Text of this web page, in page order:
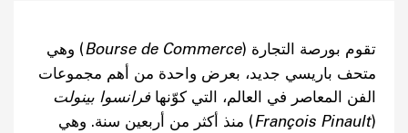
تقوم بورصة التجارة (Bourse de Commerce) وهي
متحف باريسي جديد، بعرض واحدة من أهم مجموعات
الفن المعاصر في العالم، التي كوّنهافرانسوا بينولت
(
François Pinault) منذ أكثر من أربعين سنة. وهي